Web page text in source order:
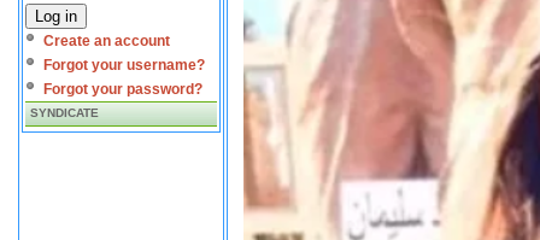
Log in
Create an account
Forgot your username?
Forgot your password?
SYNDICATE